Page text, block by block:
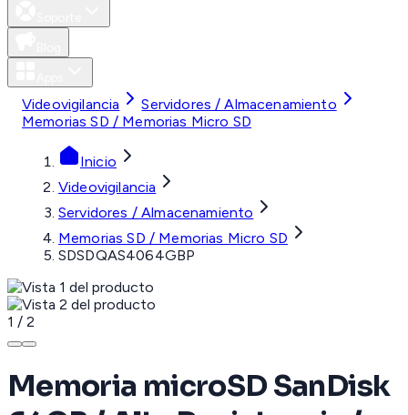
Videovigilancia
Servidores / Almacenamiento
Memorias SD / Memorias Micro SD
Inicio
Videovigilancia
Servidores / Almacenamiento
Memorias SD / Memorias Micro SD
SDSDQAS4064GBP
1 / 2
Memoria microSD SanDisk